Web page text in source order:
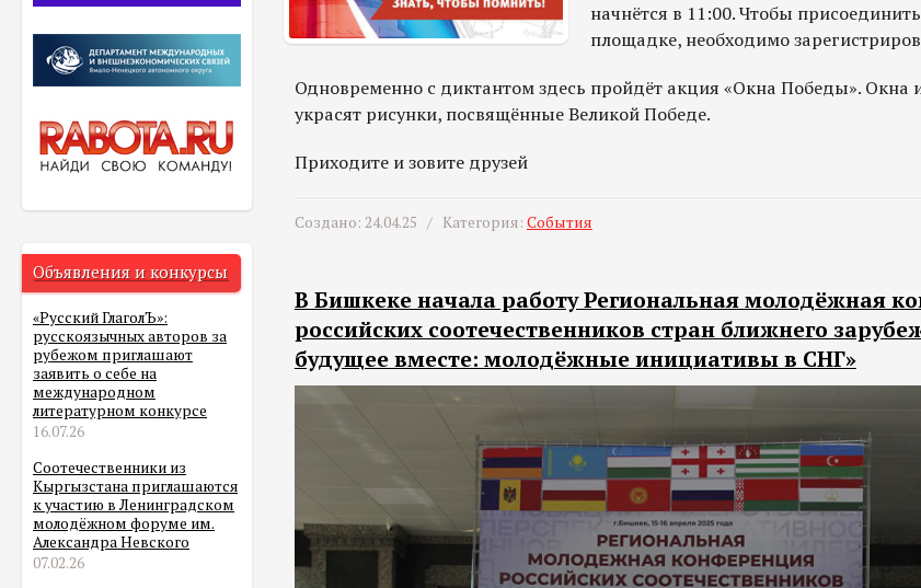
Объявления и конкурсы
«Русский ГлаголЪ»:
русскоязычных авторов за
рубежом приглашают
заявить о себе на
международном
литературном конкурсе
16.07.26
Соотечественники из
Кыргызстана приглашаются
к участию в Ленинградском
молодёжном форуме им.
Александра Невского
07.02.26
начнётся в 11:00. Чтобы
площадке, необходимо
Одновременно с диктантом здесь пройдёт акция «Окна Победы». Окна
украсят рисунки, посвящённые Великой Победе.
Приходите и зовите друзей
Создано: 24.04.25 / Категория: События
В Бишкеке начала работу Региональная молодёжная
российских соотечественников стран ближнего
будущее вместе: молодёжные инициативы в СНГ»